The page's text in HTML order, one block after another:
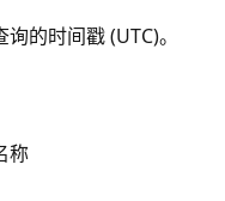
询的时间戳 (UTC)。
称